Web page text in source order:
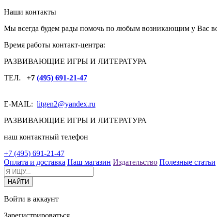
Наши контакты
Мы всегда будем рады помочь по любым возникающим у Вас
Время работы контакт-центра:
РАЗВИВАЮЩИЕ ИГРЫ И ЛИТЕРАТУРА
ТЕЛ. +7 (495) 691-21-47
E-MAIL: litgen2@yandex.ru
РАЗВИВАЮЩИЕ ИГРЫ И ЛИТЕРАТУРА
наш контактный телефон
+7 (495) 691-21-47
Оплата и доставка Наш магазин Издательство Полезные статьи
Войти в аккаунт
Зарегистрироваться